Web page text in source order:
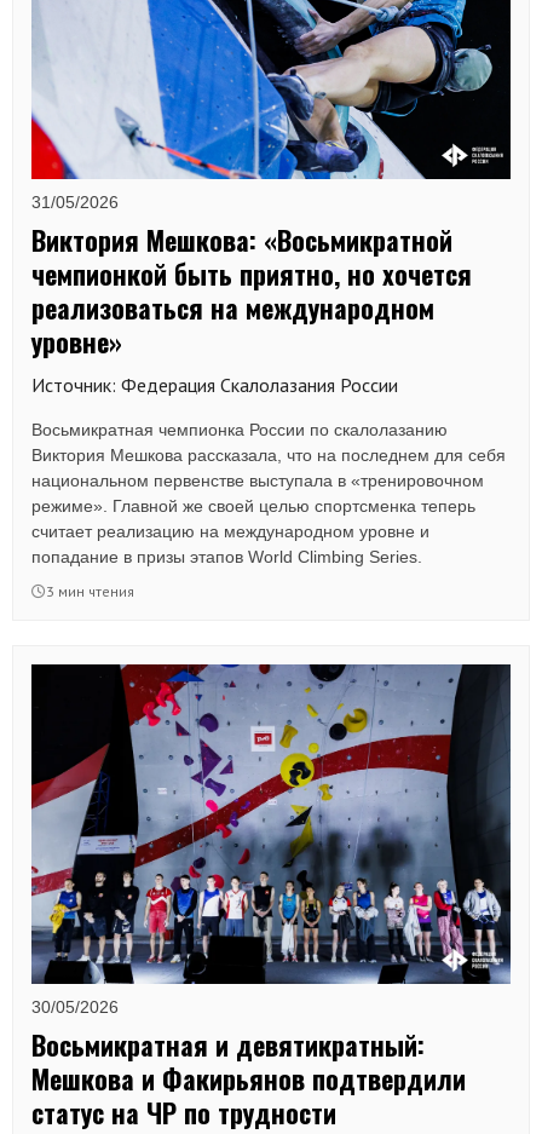
31/05/2026
Виктория Мешкова: «Восьмикратной
чемпионкой быть приятно, но хочется
реализоваться на международном
уровне»
Источник: Федерация Скалолазания России
Восьмикратная чемпионка России по скалолазанию
Виктория Мешкова рассказала, что на последнем для себя
национальном первенстве выступала в «тренировочном
режиме». Главной же своей целью спортсменка теперь
считает реализацию на международном уровне и
попадание в призы этапов World Climbing Series.
3 мин чтения
30/05/2026
Восьмикратная и девятикратный:
Мешкова и Факирьянов подтвердили
статус на ЧР по трудности